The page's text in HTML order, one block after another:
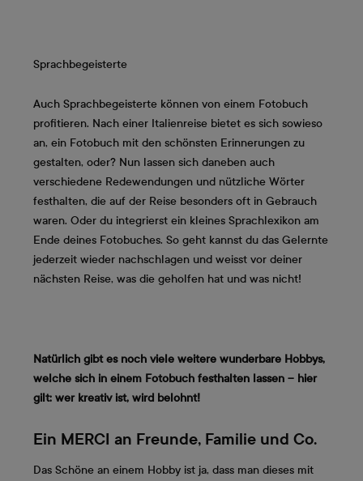
Sprachbegeisterte
Auch Sprachbegeisterte können von einem Fotobuch
profitieren. Nach einer Italienreise bietet es sich sowieso
an, ein Fotobuch mit den schönsten Erinnerungen zu
gestalten, oder? Nun lassen sich daneben auch
verschiedene Redewendungen und nützliche Wörter
festhalten, die auf der Reise besonders oft in Gebrauch
waren. Oder du integrierst ein kleines Sprachlexikon am
Ende deines Fotobuches. So geht kannst du das Gelernte
jederzeit wieder nachschlagen und weisst vor deiner
nächsten Reise, was die geholfen hat und was nicht!
Natürlich gibt es noch viele weitere wunderbare Hobbys,
welche sich in einem Fotobuch festhalten lassen – hier
gilt: wer kreativ ist, wird belohnt!
Ein MERCI an Freunde, Familie und Co.
Das Schöne an einem Hobby ist ja, dass man dieses mit